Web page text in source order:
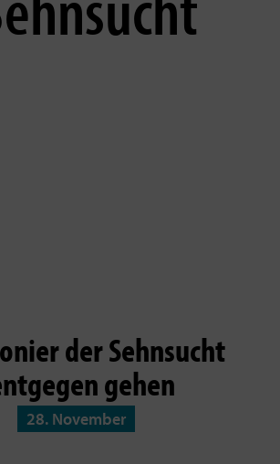
der Sehnsucht
gehen
28. November